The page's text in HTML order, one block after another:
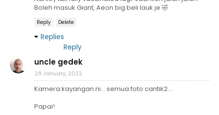
Boleh masuk Giant, Aeon big beli lauk je 🤣
Reply Delete
Replies
Reply
uncle gedek
29 January, 2022
Kamera kayangan ni... semua foto cantik2....
Papai!